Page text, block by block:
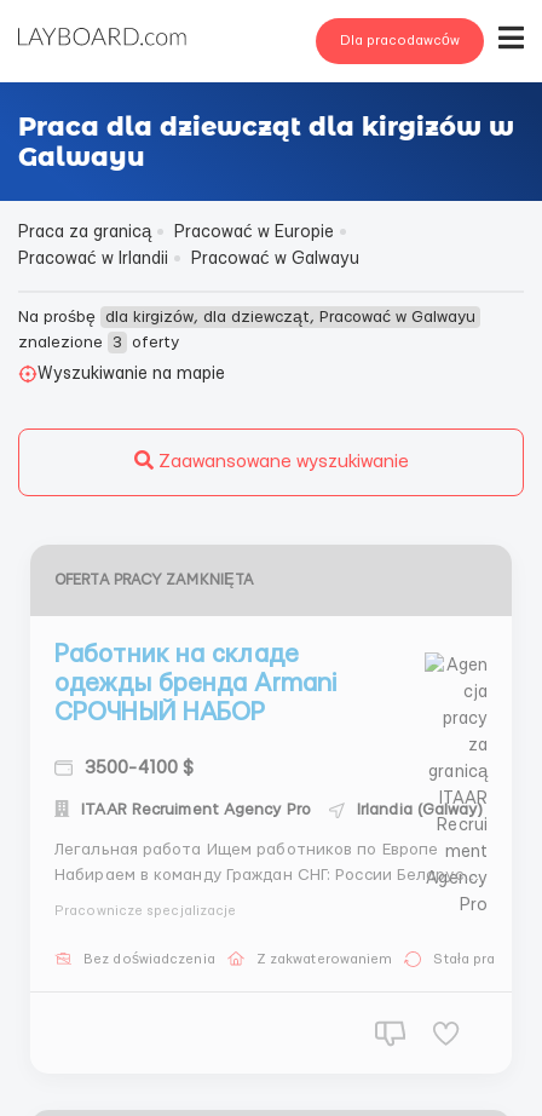
Dla pracodawców
Praca dla dziewcząt dla kirgizów w
Galwayu
Praca za granicą
Pracować w Europie
Pracować w Irlandii
Pracować w Galwayu
Na prośbę dla kirgizów, dla dziewcząt, Pracować w Galwayu
znalezione
3
oferty
Wyszukiwanie na mapie
Zaawansowane wyszukiwanie
OFERTA PRACY ZAMKNIĘTA
Работник на складе
одежды бренда Armani
СРОЧНЫЙ НАБОР
3500-4100 $
ITAAR Recruiment Agency Pro Irlandia (Galway)
Легальная работа Ищем работников по Европе
Набираем в команду Граждан СНГ: России Беларусь
по жильё и питанию , авиабилеты от работодателя
Pracownicze specjalizacje
Bez doświadczenia Z zakwaterowaniem Stała praca